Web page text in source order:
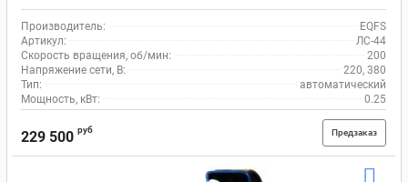
Производитель:
EQFS
Артикул:
ЛС-44
Скорость вращения, об/мин:
200
Напряжение сети, В:
220, 380
Тип:
автоматический
Мощность, кВт:
0.25
229 500 руб Предзаказ